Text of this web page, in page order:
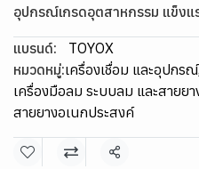
อุปกรณ์เกรดอุตสาหกรรม แข็งแ
แบรนด์:
TOYOX
หมวดหมู่:เครื่องเชื่อม และอุปกรณ์,
เครื่องมือลม ระบบลม และสายยา
สายยางอเนกประสงค์
แชร์